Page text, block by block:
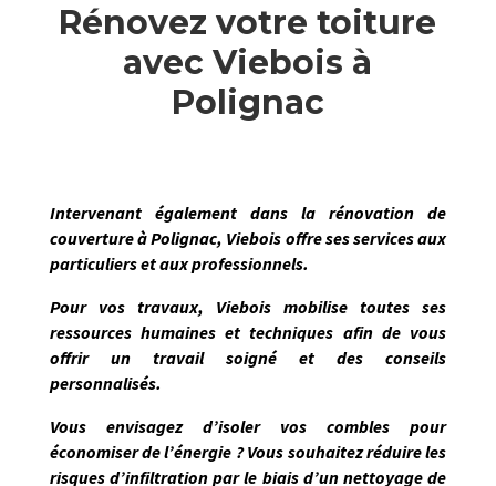
Rénovez votre toiture
avec Viebois à
Polignac
Intervenant également dans larénovation de
couvertureàPolignac, Viebois offre ses services aux
particuliers et aux professionnels.
Pour vos travaux, Viebois mobilise toutes ses
ressources humaines et techniques afin de vous
offrir un travail soigné et des conseils
personnalisés.
Vous envisagez d’isoler vos combles pour
économiser de l’énergie ? Vous souhaitez réduire les
risques d’infiltration par le biais d’un nettoyage de